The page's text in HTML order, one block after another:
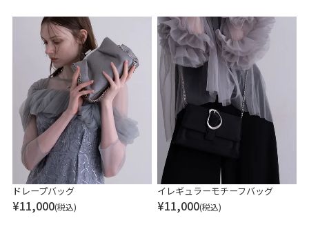
ドレープバッグ
¥11,000(税込)
イレギュラーモチーフバッグ
¥11,000(税込)